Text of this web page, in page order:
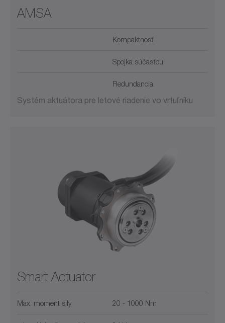
AMSA
Kompaktnosť
Spojka súčasťou
Redundancia
Systém aktuátora pre letové riadenie vo vrtuľníku
Smart Actuator
Max. moment sily 20 - 1000 Nm